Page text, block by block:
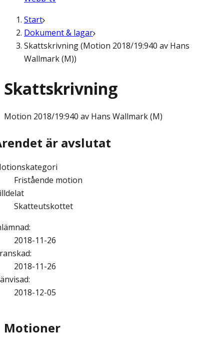
Start
Dokument & lagar
Skattskrivning (Motion 2018/19:940 av Hans
Wallmark (M))
Skattskrivning
Motion 2018/19:940 av Hans Wallmark (M)
är avslutat
Fristående motion
Skatteutskottet
:
2018-11-26
:
2018-11-26
:
2018-12-05
Motioner